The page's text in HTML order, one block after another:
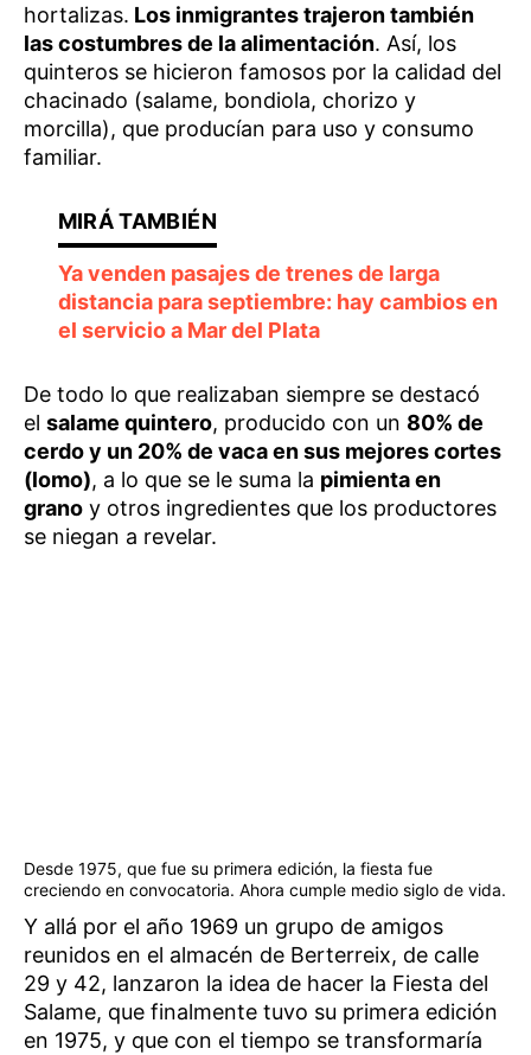
hortalizas. Los inmigrantes trajeron también
las costumbres de la alimentación. Así, los
quinteros se hicieron famosos por la calidad del
chacinado (salame, bondiola, chorizo y
morcilla), que producían para uso y consumo
familiar.
Ya venden pasajes de trenes de larga
distancia para septiembre: hay cambios en
el servicio a Mar del Plata
De todo lo que realizaban siempre se destacó
el salame quintero, producido con un 80% de
cerdo y un 20% de vaca en sus mejores cortes
(lomo), a lo que se le suma la pimienta en
grano y otros ingredientes que los productores
se niegan a revelar.
Desde 1975, que fue su primera edición, la fiesta fue
creciendo en convocatoria. Ahora cumple medio siglo de vida.
Y allá por el año 1969 un grupo de amigos
reunidos en el almacén de Berterreix, de calle
29 y 42, lanzaron la idea de hacer la Fiesta del
Salame, que finalmente tuvo su primera edición
en 1975, y que con el tiempo se transformaría